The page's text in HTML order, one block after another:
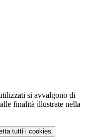
si avvalgono di
finalità illustrate nella
tutti i cookies